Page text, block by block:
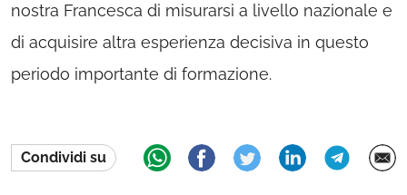
nostra Francesca di misurarsi a livello nazionale e
di acquisire altra esperienza decisiva in questo
periodo importante di formazione.
Condividi su